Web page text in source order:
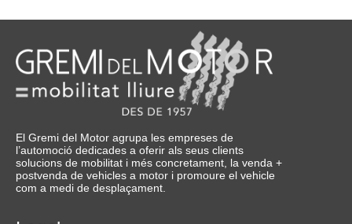
El Gremi del Motor agrupa les empreses de
l’automoció dedicades a oferir als seus clients
solucions de mobilitat i més concretament, la venda +
postvenda de vehicles a motor i promoure el vehicle
com a medi de desplaçament.